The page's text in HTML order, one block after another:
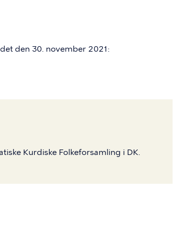
den 30. november 2021:
Kurdiske Folkeforsamling i DK.